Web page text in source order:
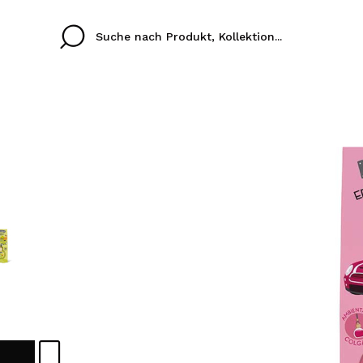
Ich habe hier kein
ICH
Durch die Erstellung
Einkäufe schnell
Ines
colori